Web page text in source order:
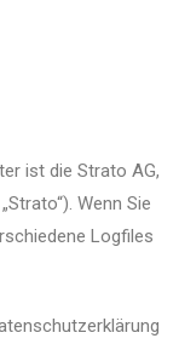
ist die Strato AG,
Wenn Sie
Logfiles